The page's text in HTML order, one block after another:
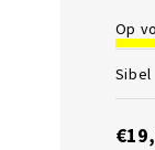
Op
Sibel